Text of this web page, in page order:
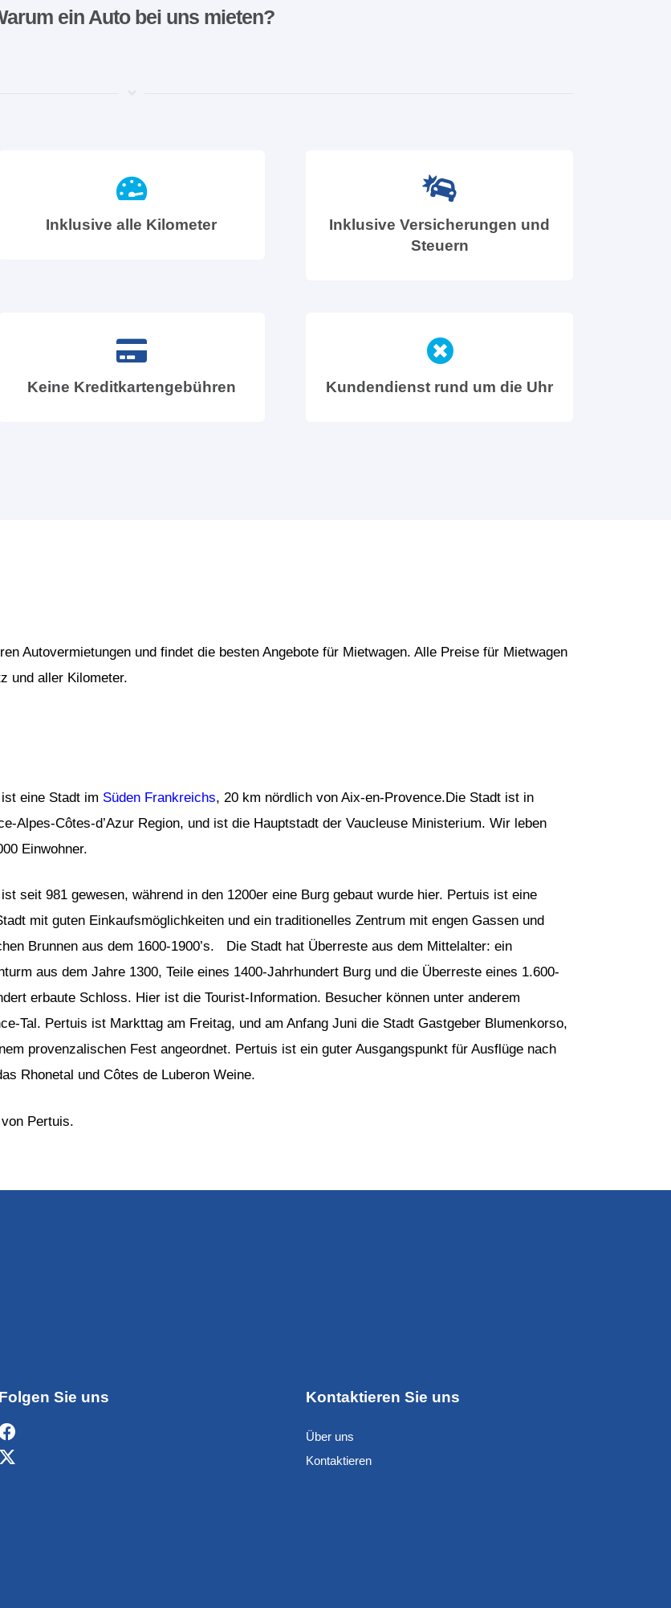
ein Auto bei uns mieten?
Inklusive alle Kilometer
Inklusive Versicherungen und
Steuern
Keine Kreditkartengebühren Kundendienst rund um die Uhr
Autovermietungen und findet die besten Angebote für Mietwagen. Alle Preise für Mietwagen
und aller Kilometer.
eine Stadt im Süden Frankreichs, 20 km nördlich von Aix-en-Provence.Die Stadt ist in
Alpes-Côtes-d’Azur Region, und ist die Hauptstadt der Vaucleuse Ministerium. Wir leben
Einwohner.
seit 981 gewesen, während in den 1200er eine Burg gebaut wurde hier. Pertuis ist eine
mit guten Einkaufsmöglichkeiten und ein traditionelles Zentrum mit engen Gassen und
Brunnen aus dem 1600-1900’s. Die Stadt hat Überreste aus dem Mittelalter: ein
aus dem Jahre 1300, Teile eines 1400-Jahrhundert Burg und die Überreste eines 1.600-
erbaute Schloss. Hier ist die Tourist-Information. Besucher können unter anderem
Tal. Pertuis ist Markttag am Freitag, und am Anfang Juni die Stadt Gastgeber Blumenkorso,
provenzalischen Fest angeordnet. Pertuis ist ein guter Ausgangspunkt für Ausflüge nach
Rhonetal und Côtes de Luberon Weine.
Pertuis.
Folgen Sie uns Kontaktieren Sie uns
Über uns
Kontaktieren